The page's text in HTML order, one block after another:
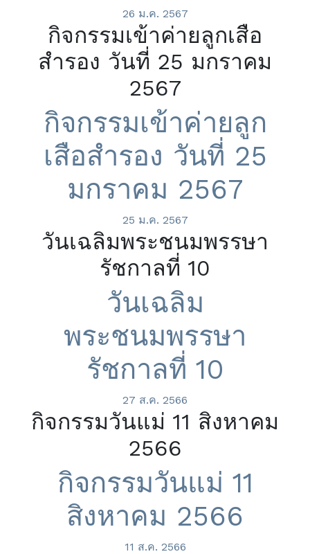
26 ม.ค. 2567
กิจกรรมเข้าค่ายลูกเสือ
สำรอง วันที่ 25 มกราคม
2567
กิจกรรมเข้าค่ายลูก
เสือสำรอง วันที่ 25
มกราคม 2567
25 ม.ค. 2567
วันเฉลิมพระชนมพรรษา
รัชกาลที่ 10
วันเฉลิม
พระชนมพรรษา
รัชกาลที่ 10
27 ส.ค. 2566
กิจกรรมวันแม่ 11 สิงหาคม
2566
กิจกรรมวันแม่ 11
สิงหาคม 2566
11 ส.ค. 2566